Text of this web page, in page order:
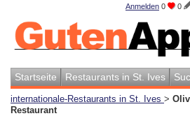
Anmelden 0 0
Startseite Restaurants in St. Ives
internationale-Restaurants in St. Ives >
Restaurant